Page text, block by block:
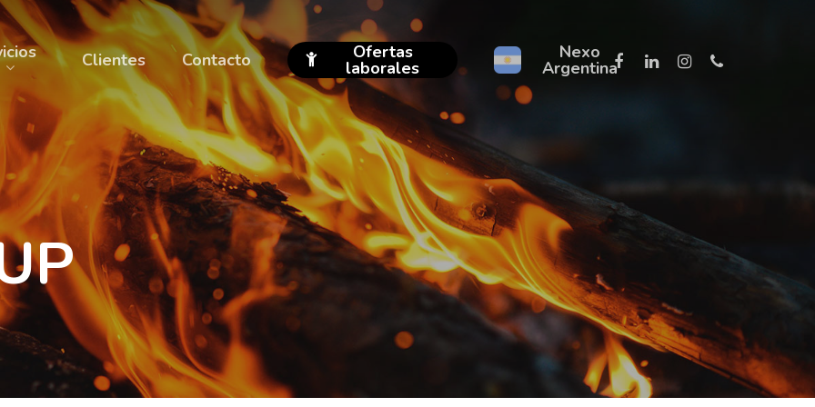
Clientes Contacto Ofertas
laborales
Nexo
Argentinafacebooklinkedininstagram
phone